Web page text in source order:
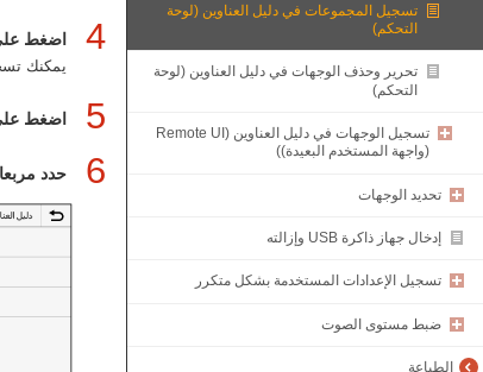
تسجيل المجموعات في دليل العناوين (لوحة
التحكم)
تحرير وحذف الوجهات في دليل العناوين (لوحة
التحكم)
تسجيل الوجهات في دليل العناوين (Remote UI
(واجهة المستخدم البعيدة))
تحديد الوجهات
إدخال جهاز ذاكرة USB وإزالته
تسجيل الإعدادات المستخدمة بشكل متكرر
ضبط مستوى الصوت
الطباعة
4 اضغط
يمكنك
5 اضغط
6 حدد